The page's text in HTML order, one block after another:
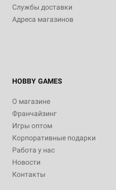
Службы доставки
Адреса магазинов
HOBBY GAMES
О магазине
Франчайзинг
Игры оптом
Корпоративные подарки
Работа у нас
Новости
Контакты